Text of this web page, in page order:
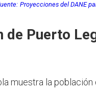
Proyecciones del DANE
de Puerto
muestra la